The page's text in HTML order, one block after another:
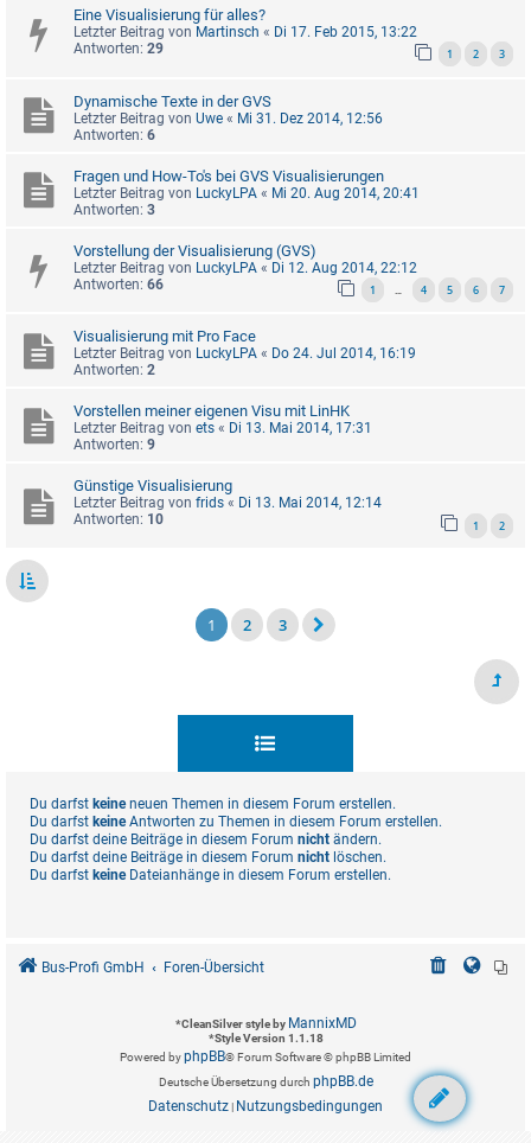
Eine Visualisierung für alles?
Letzter Beitrag von Martinsch « Di 17. Feb 2015, 13:22
Antworten: 29 1 2 3
Dynamische Texte in der GVS
Letzter Beitrag von Uwe « Mi 31. Dez 2014, 12:56
Antworten: 6
Fragen und How-To's bei GVS Visualisierungen
Letzter Beitrag von LuckyLPA « Mi 20. Aug 2014, 20:41
Antworten: 3
Vorstellung der Visualisierung (GVS)
Letzter Beitrag von LuckyLPA « Di 12. Aug 2014, 22:12
Antworten: 66 1 … 4 5 6 7
Visualisierung mit Pro Face
Letzter Beitrag von LuckyLPA « Do 24. Jul 2014, 16:19
Antworten: 2
Vorstellen meiner eigenen Visu mit LinHK
Letzter Beitrag von ets « Di 13. Mai 2014, 17:31
Antworten: 9
Günstige Visualisierung
Letzter Beitrag von frids « Di 13. Mai 2014, 12:14
Antworten: 10 1 2
1 2 3
Du darfst keineneuen Themen in diesem Forum erstellen.
Du darfst keineAntworten zu Themen in diesem Forum erstellen.
Du darfst deine Beiträge in diesem Forum nicht ändern.
Du darfst deine Beiträge in diesem Forum nicht löschen.
Du darfst keineDateianhänge in diesem Forum erstellen.
Bus-Profi GmbH Foren-Übersicht
*CleanSilver style by MannixMD
*Style Version 1.1.18
Powered byphpBB® Forum Software © phpBB Limited
Deutsche Übersetzung durch phpBB.de
Datenschutz | Nutzungsbedingungen